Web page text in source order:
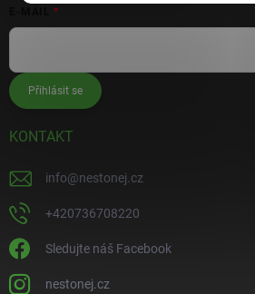
Přihlásit se
KONTAKT
info@nestonej.cz
+420736708220
Sledujte náš Facebook
nestonej.cz